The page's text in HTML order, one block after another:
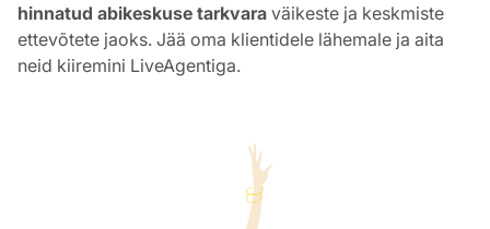
hinnatud abikeskuse tarkvara väikeste ja keskmiste
ettevõtete jaoks. Jää oma klientidele lähemale ja aita
neid kiiremini LiveAgentiga.